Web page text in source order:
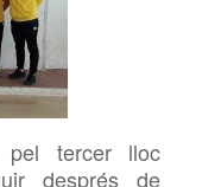
pel tercer lloc
després de